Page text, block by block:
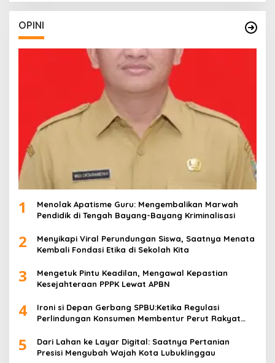
OPINI
1
Menolak Apatisme Guru: Mengembalikan Marwah
Pendidik di Tengah Bayang-Bayang Kriminalisasi
2
Menyikapi Viral Perundungan Siswa, Saatnya Menata
Kembali Fondasi Etika di Sekolah Kita
3
Mengetuk Pintu Keadilan, Mengawal Kepastian
Kesejahteraan PPPK Lewat APBN
4
Ironi si Depan Gerbang SPBU:Ketika Regulasi
Perlindungan Konsumen Membentur Perut Rakyat
5
Dari Lahan ke Layar Digital: Saatnya Pertanian
Presisi Mengubah Wajah Kota Lubuklinggau